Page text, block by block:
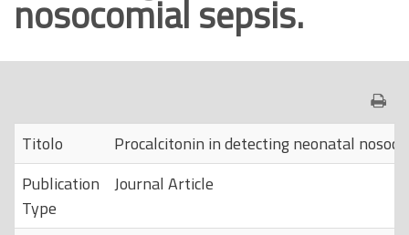
nosocomial sepsis.
Titolo
Procalcitonin in detecting neonatal
Publication
Type
Journal Article